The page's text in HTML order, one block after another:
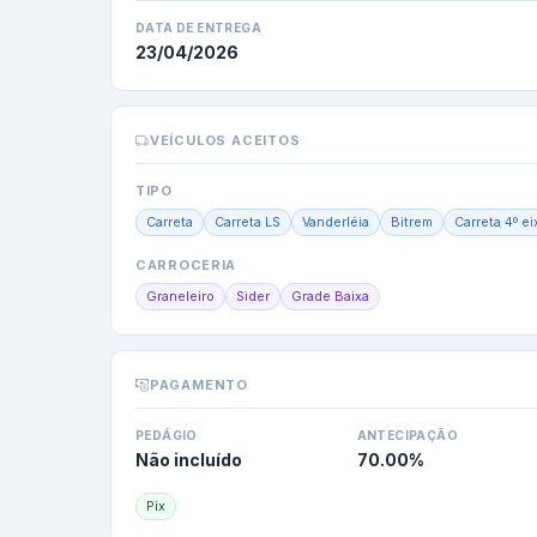
DATA DE ENTREGA
23/04/2026
VEÍCULOS ACEITOS
TIPO
Carreta Carreta LS Vanderléia Bitrem Carreta 4º
CARROCERIA
Graneleiro Sider Grade Baixa
PAGAMENTO
PEDÁGIO
Não incluído
ANTECIPAÇÃO
70.00%
Pix